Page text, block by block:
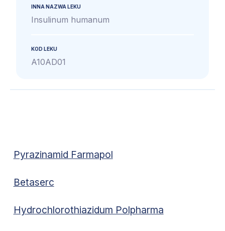
INNA NAZWA LEKU
Insulinum humanum
KOD LEKU
A10AD01
Pyrazinamid Farmapol
Betaserc
Hydrochlorothiazidum Polpharma